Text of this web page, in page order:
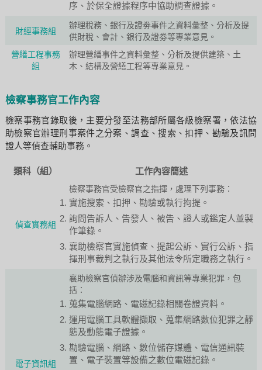
序、於保全證據程序中協助調查證據。
財經事務組
辦理稅務、銀行及證劵事件之資料彙整、分析及提
供財稅、會計、銀行及證劵等專業意見。
營繕工程事務
組
辦理營繕事件之資料彙整、分析及提供建築、土
木、結構及營繕工程等專業意見。
檢察事務官工作內容
檢察事務官錄取後，主要分發至法務部所屬各級檢察署，依法協
助檢察官辦理刑事案件之分案、調查、搜索、扣押、勘驗及訊問
證人等偵查輔助事務。
類科（組） 工作內容簡述
偵查實務組
檢察事務官受檢察官之指揮，處理下列事務：
實施搜索、扣押、勘驗或執行拘提。
詢問告訴人、告發人、被告、證人或鑑定人並製
作筆錄。
襄助檢察官實施偵查、提起公訴、實行公訴、指
揮刑事裁判之執行及其他法令所定職務之執行。
電子資訊組
襄助檢察官偵辦涉及電腦和資訊等專業犯罪，包
括：
蒐集電腦網路、電磁記錄相關卷證資料。
運用電腦工具軟體擷取、蒐集網路數位犯罪之靜
態及動態電子證據。
勘驗電腦、網路、數位儲存媒體、電信通訊裝
置、電子裝置等設備之數位電磁記錄。